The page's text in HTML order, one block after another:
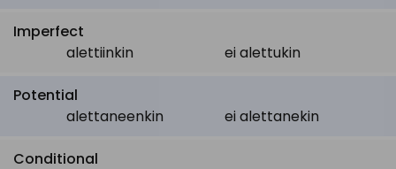
Imperfect
alettiinkin
ei alettukin
Potential
alettaneenkin
ei alettanekin
Conditional